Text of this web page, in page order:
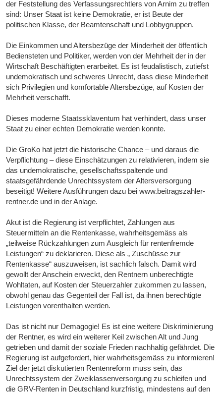
der Feststellung des Verfassungsrechtlers von Arnim zu treffen
sind: Unser Staat ist keine Demokratie, er ist Beute der
politischen Klasse, der Beamtenschaft und Lobbygruppen.
Die Einkommen und Altersbezüge der Minderheit der öffentlich
Bediensteten und Politiker, werden von der Mehrheit der in der
Wirtschaft Beschäftigten erarbeitet. Es ist feudalistisch, zutiefst
undemokratisch und schweres Unrecht, dass diese Minderheit
sich Privilegien und komfortable Altersbezüge, auf Kosten der
Mehrheit verschafft.
Dieses moderne Staatssklaventum hat verhindert, dass unser
Staat zu einer echten Demokratie werden konnte.
Die GroKo hat jetzt die historische Chance – und daraus die
Verpflichtung – diese Einschätzungen zu relativieren, indem sie
das undemokratische, gesellschaftsspaltende und
staatsgefährdende Unrechtssystem der Altersversorgung
beseitigt! Weitere Ausführungen dazu bei www.beitragszahler-
rentner.de und in der Anlage.
Akut ist die Regierung ist verpflichtet, Zahlungen aus
Steuermitteln an die Rentenkasse, wahrheitsgemäss als
„teilweise Rückzahlungen zum Ausgleich für rentenfremde
Leistungen“ zu deklarieren. Diese als „ Zuschüsse zur
Rentenkasse“ auszuweisen, ist sachlich falsch. Damit wird
gewollt der Anschein erweckt, den Rentnern unberechtigte
Wohltaten, auf Kosten der Steuerzahler zukommen zu lassen,
obwohl genau das Gegenteil der Fall ist, da ihnen berechtigte
Leistungen vorenthalten werden.
Das ist nicht nur Demagogie! Es ist eine weitere Diskriminierung
der Rentner, es wird ein weiterer Keil zwischen Alt und Jung
getrieben und damit der soziale Frieden nachhaltig gefährdet. Die
Regierung ist aufgefordert, hier wahrheitsgemäss zu informieren!
Ziel der jetzt diskutierten Rentenreform muss sein, das
Unrechtssystem der Zweiklassenversorgung zu schleifen und
die GRV-Renten in Deutschland kurzfristig, mindestens auf den